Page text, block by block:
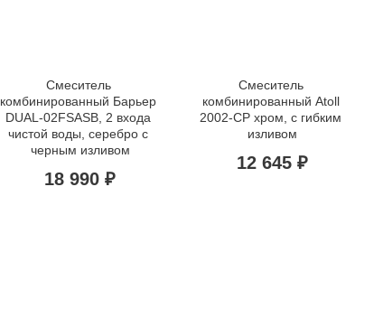
Смеситель
комбинированный Барьер
DUAL-02FSАSB, 2 входа
чистой воды, серебро с
черным изливом
18 990 ₽
Смеситель
комбинированный Atoll
2002-CP хром, с гибким
изливом
12 645 ₽